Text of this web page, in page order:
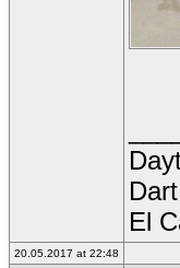
El
20.05.2017 at 22:48